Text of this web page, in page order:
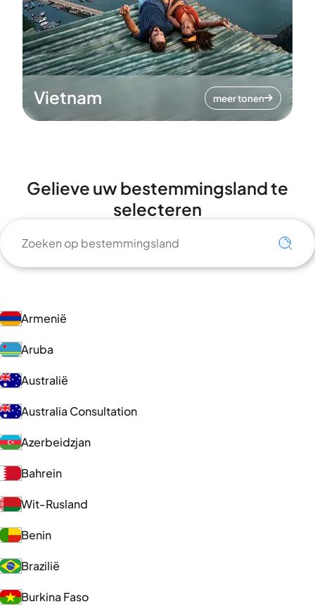
Vietnam meer tonen
Gelieve uw bestemmingsland te
selecteren
Armenië
Aruba
Australië
Australia Consultation
Azerbeidzjan
Bahrein
Wit-Rusland
Benin
Brazilië
Burkina Faso